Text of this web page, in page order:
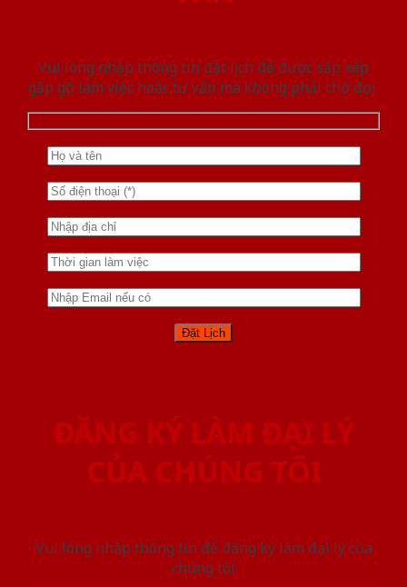
Vui lòng nhập thông tin đặt lịch để được sắp xếp
gặp gỡ làm việc hoăc tư vấn mà không phải chờ đợi.
ĐĂNG KÝ LÀM ĐẠI LÝ
CỦA CHÚNG TÔI
Vui lòng nhập thông tin để đăng ký làm đại lý của
chúng tôi